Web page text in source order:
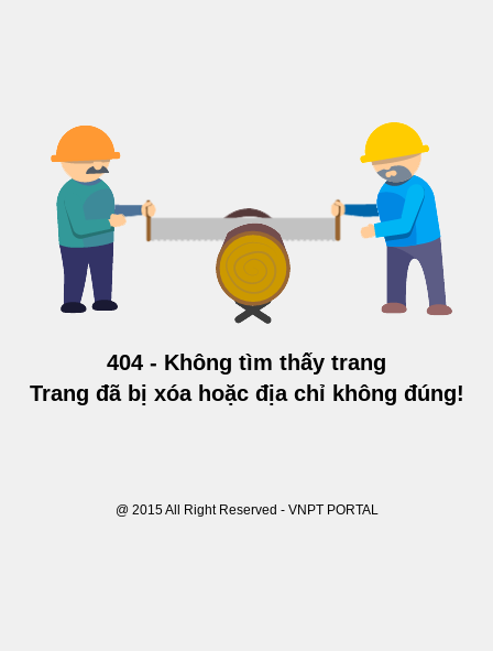
404 - Không tìm thấy trang
Trang đã bị xóa hoặc địa chỉ không đúng!
@ 2015 All Right Reserved - VNPT PORTAL